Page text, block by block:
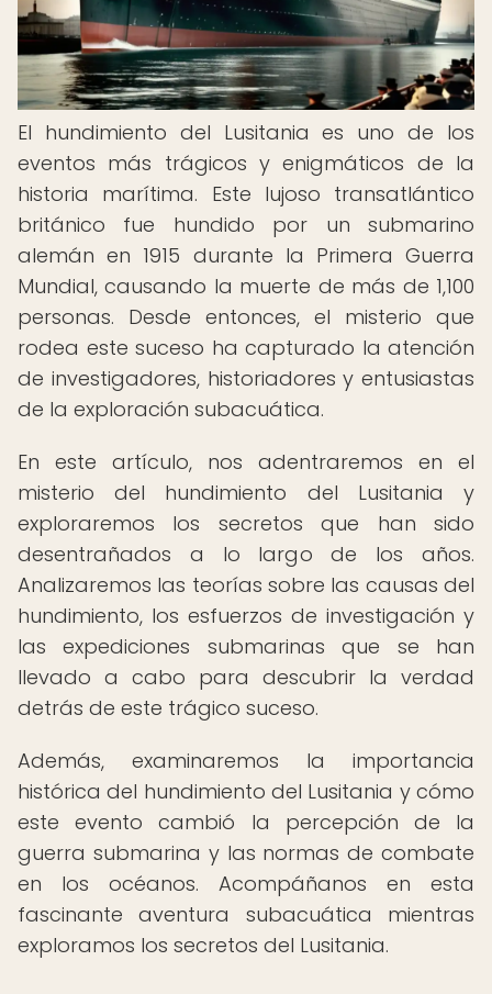
El hundimiento del Lusitania es uno de los
eventos más trágicos y enigmáticos de la
historia marítima. Este lujoso transatlántico
británico fue hundido por un submarino
alemán en 1915 durante la Primera Guerra
Mundial, causando la muerte de más de 1,100
personas. Desde entonces, el misterio que
rodea este suceso ha capturado la atención
de investigadores, historiadores y entusiastas
de la exploración subacuática.
En este artículo, nos adentraremos en el
misterio del hundimiento del Lusitania y
exploraremos los secretos que han sido
desentrañados a lo largo de los años.
Analizaremos las teorías sobre las causas del
hundimiento, los esfuerzos de investigación y
las expediciones submarinas que se han
llevado a cabo para descubrir la verdad
detrás de este trágico suceso.
Además, examinaremos la importancia
histórica del hundimiento del Lusitania y cómo
este evento cambió la percepción de la
guerra submarina y las normas de combate
en los océanos. Acompáñanos en esta
fascinante aventura subacuática mientras
exploramos los secretos del Lusitania.